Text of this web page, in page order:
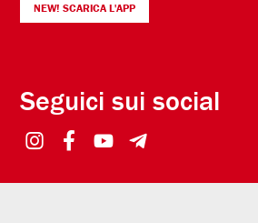
NEW! SCARICA L'APP
Seguici sui social